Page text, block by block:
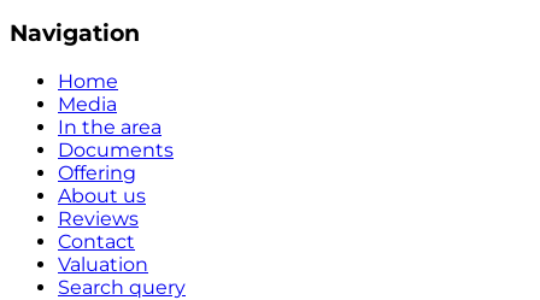
Navigation
Home
Media
In the area
Documents
Offering
About us
Reviews
Contact
Valuation
Search query